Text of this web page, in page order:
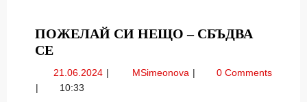
ПОЖЕЛАЙ СИ НЕЩО – СБЪДВА
СЕПОЖЕЛАЙ
СИ
НЕЩО
21.06.2024 21.06.2024MSimeonova Пожелай0 Comments
10:33